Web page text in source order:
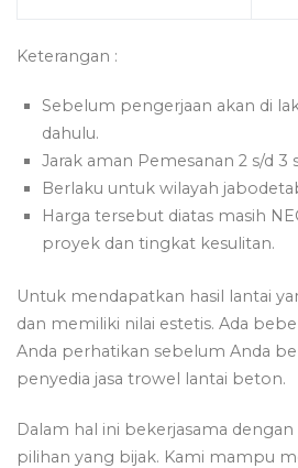
Keterangan :
Sebelum pengerjaan akan di
dahulu.
Jarak aman Pemesanan 2 s/d 3
Berlaku untuk wilayah
Harga tersebut diatas masih
proyek dan tingkat kesulitan.
Untuk mendapatkan hasil lantai
dan memiliki nilai estetis. Ada
Anda perhatikan sebelum Anda
penyedia jasa trowel lantai beton.
Dalam hal ini bekerjasama
pilihan yang bijak. Kami mampu